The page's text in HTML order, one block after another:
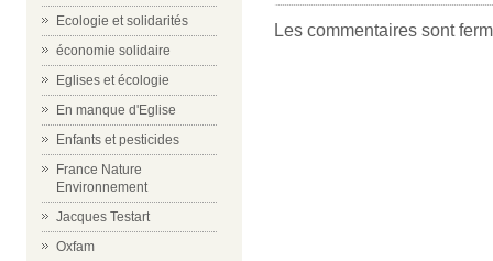
Ecologie et solidarités
économie solidaire
Eglises et écologie
En manque d'Eglise
Enfants et pesticides
France Nature
Environnement
Jacques Testart
Oxfam
Les commentaires sont